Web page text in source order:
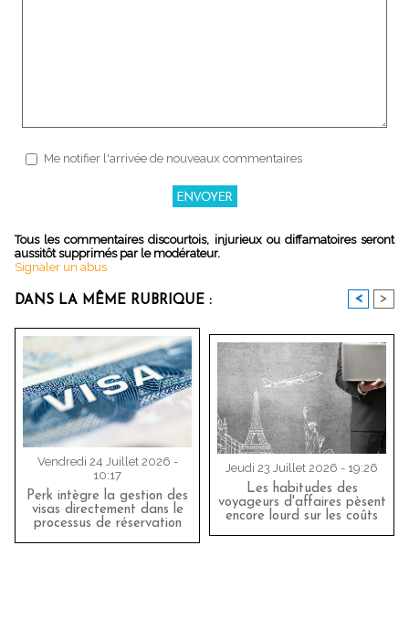
Me notifier l'arrivée de nouveaux commentaires
Tous les commentaires discourtois, injurieux ou diffamatoires seront
aussitôt supprimés par le modérateur.
Signaler un abus
DANS LA MÊME RUBRIQUE : < >
Vendredi 24 Juillet 2026 -
10:17
Perk intègre la gestion des
visas directement dans le
processus de réservation
Jeudi 23 Juillet 2026 - 19:26
Les habitudes des
voyageurs d'affaires pèsent
encore lourd sur les coûts